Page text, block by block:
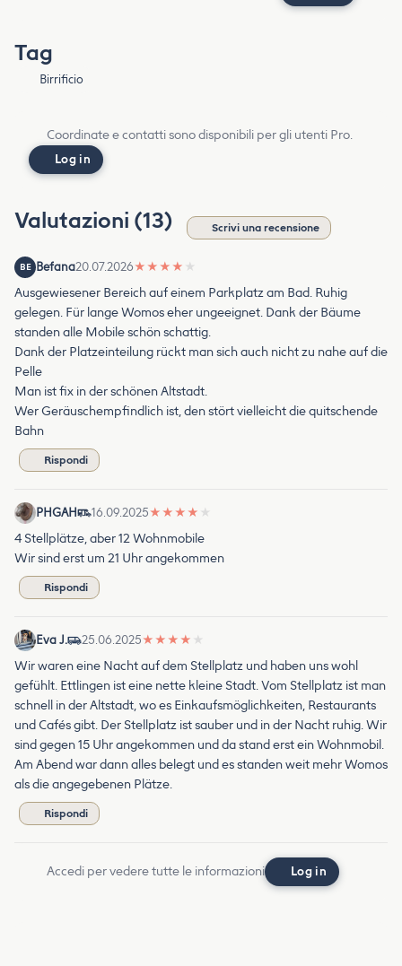
Tag
Birrificio
Coordinate e contatti sono disponibili per gli utenti Pro.
Log in
Valutazioni (13) Scrivi una recensione
BE Befana20.07.2026★ ★ ★ ★ ★
Ausgewiesener Bereich auf einem Parkplatz am Bad. Ruhig
gelegen. Für lange Womos eher ungeeignet. Dank der Bäume
standen alle Mobile schön schattig.
Dank der Platzeinteilung rückt man sich auch nicht zu nahe auf die
Pelle
Man ist fix in der schönen Altstadt.
Wer Geräuschempfindlich ist, den stört vielleicht die quitschende
Bahn
Rispondi
PHGAH 16.09.2025★ ★ ★ ★ ★
4 Stellplätze, aber 12 Wohnmobile
Wir sind erst um 21 Uhr angekommen
Rispondi
Eva J. 25.06.2025★ ★ ★ ★ ★
Wir waren eine Nacht auf dem Stellplatz und haben uns wohl
gefühlt. Ettlingen ist eine nette kleine Stadt. Vom Stellplatz ist man
schnell in der Altstadt, wo es Einkaufsmöglichkeiten, Restaurants
und Cafés gibt. Der Stellplatz ist sauber und in der Nacht ruhig. Wir
sind gegen 15 Uhr angekommen und da stand erst ein Wohnmobil.
Am Abend war dann alles belegt und es standen weit mehr Womos
als die angegebenen Plätze.
Rispondi
Accedi per vedere tutte le informazioni Log in